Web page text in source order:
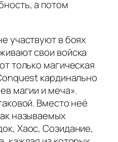
а потом
участвуют в боях
свои войска
только магическая
кардинально
магии и меча».
Вместо неё
называемых
Хаос, Созидание,